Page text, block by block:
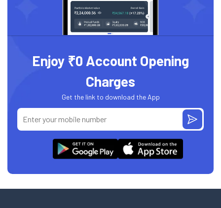
Enjoy ₹0 Account Opening
Charges
Get the link to download the App